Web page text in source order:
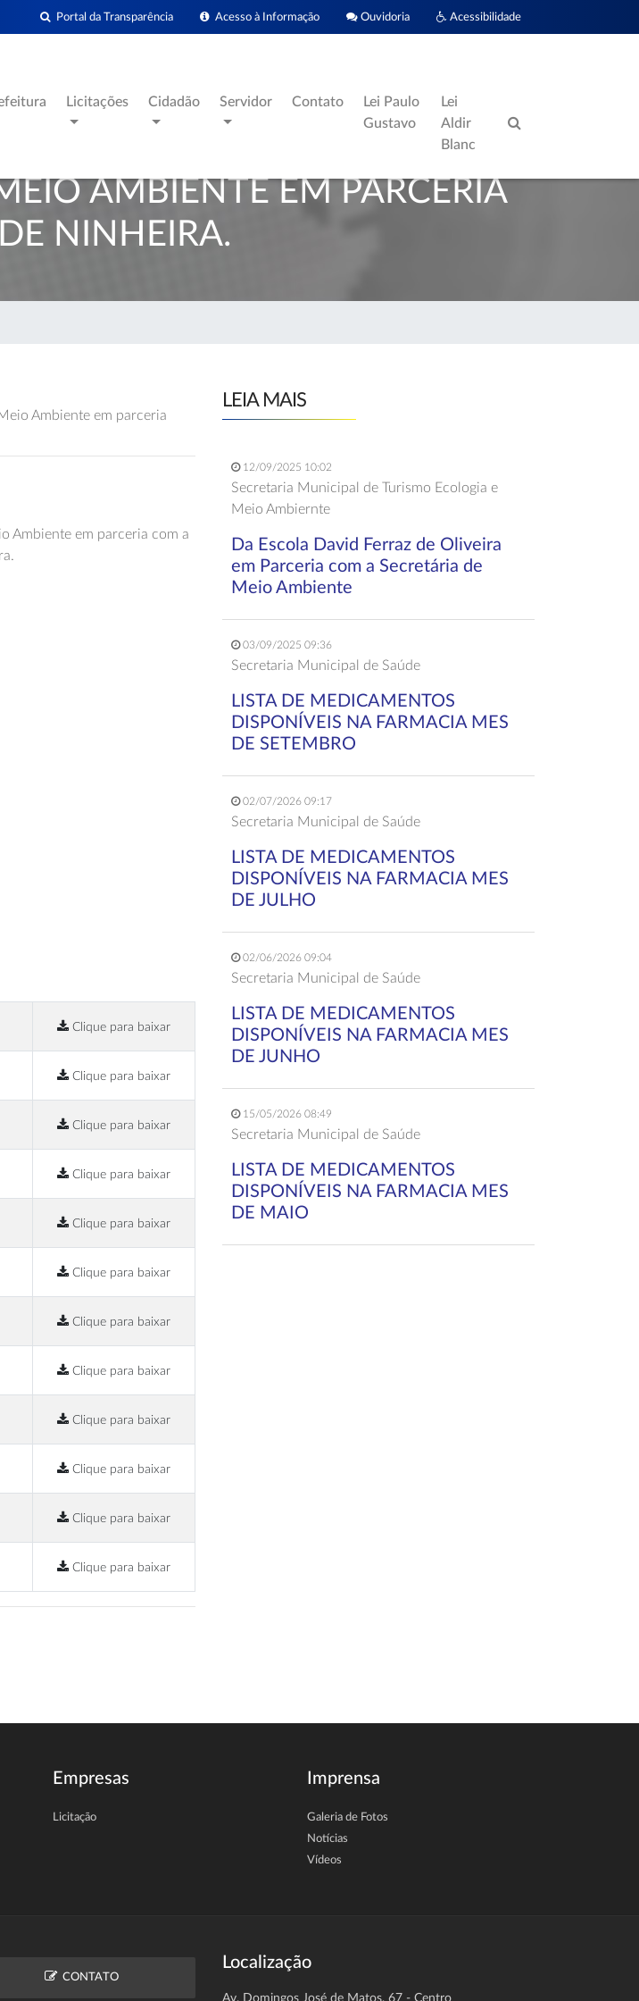
Acessibilidade
Ouvidoria
Acesso à Informação
Portal da Transparência
Licitações Cidadão Servidor Contato
Lei Paulo
Gustavo
Lei
Aldir
Blanc
AMBIENTE EM PARCERIA
NINHEIRA.
Ambiente em parceria
Ambiente em parceria com a
Clique para baixar
Clique para baixar
Clique para baixar
Clique para baixar
Clique para baixar
Clique para baixar
Clique para baixar
Clique para baixar
Clique para baixar
Clique para baixar
Clique para baixar
Clique para baixar
LEIA MAIS
12/09/2025 10:02
Secretaria Municipal de Turismo Ecologia e
Meio Ambiernte
Da Escola David Ferraz de Oliveira
em Parceria com a Secretária de
Meio Ambiente
03/09/2025 09:36
Secretaria Municipal de Saúde
LISTA DE MEDICAMENTOS
DISPONÍVEIS NA FARMACIA MES
DE SETEMBRO
02/07/2026 09:17
Secretaria Municipal de Saúde
LISTA DE MEDICAMENTOS
DISPONÍVEIS NA FARMACIA MES
DE JULHO
02/06/2026 09:04
Secretaria Municipal de Saúde
LISTA DE MEDICAMENTOS
DISPONÍVEIS NA FARMACIA MES
DE JUNHO
15/05/2026 08:49
Secretaria Municipal de Saúde
LISTA DE MEDICAMENTOS
DISPONÍVEIS NA FARMACIA MES
DE MAIO
Empresas
Licitação
Imprensa
Galeria de Fotos
Notícias
Vídeos
CONTATO
Localização
Av. Domingos José de Matos, 67 - Centro